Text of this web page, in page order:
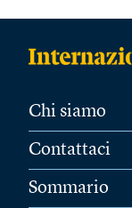
Chi siamo
Contattaci
Sommario